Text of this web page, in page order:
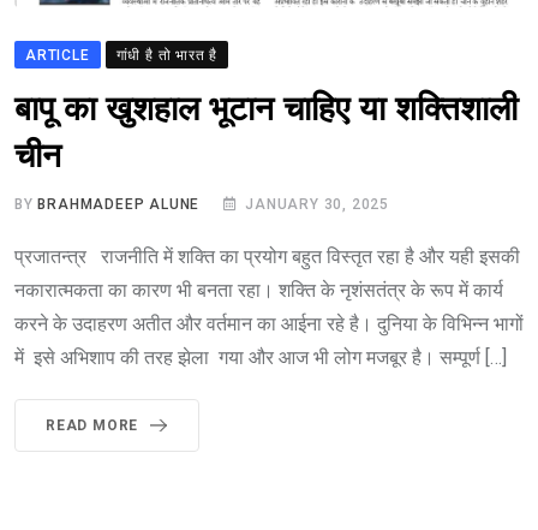
ARTICLE गांधी है तो भारत है
बापू का खुशहाल भूटान चाहिए या शक्तिशाली
चीन
BYBRAHMADEEP ALUNE JANUARY 30, 2025
प्रजातन्त्र राजनीति में शक्ति का प्रयोग बहुत विस्तृत रहा है और यही इसकी
नकारात्मकता का कारण भी बनता रहा। शक्ति के नृशंसतंत्र के रूप में कार्य
करने के उदाहरण अतीत और वर्तमान का आईना रहे है। दुनिया के विभिन्न भागों
में इसे अभिशाप की तरह झेला गया और आज भी लोग मजबूर है। सम्पूर्ण […]
READ MORE